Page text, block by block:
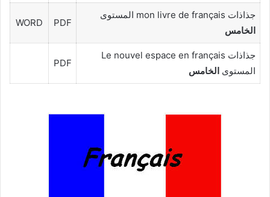
جذاذات mon livre de français المستوى
الخامس
PDF
WORD
جذاذات Le nouvel espace en français
المستوى الخامس
PDF